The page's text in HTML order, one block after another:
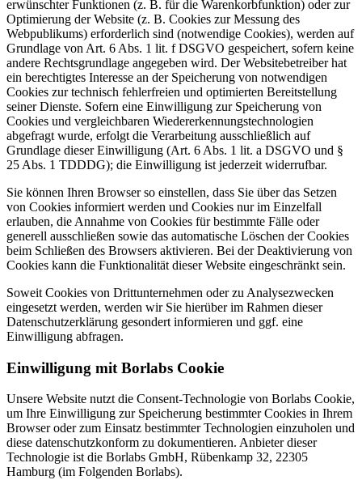
erwünschter Funktionen (z. B. für die Warenkorbfunktion) oder zur
Optimierung der Website (z. B. Cookies zur Messung des
Webpublikums) erforderlich sind (notwendige Cookies), werden auf
Grundlage von Art. 6 Abs. 1 lit. f DSGVO gespeichert, sofern keine
andere Rechtsgrundlage angegeben wird. Der Websitebetreiber hat
ein berechtigtes Interesse an der Speicherung von notwendigen
Cookies zur technisch fehlerfreien und optimierten Bereitstellung
seiner Dienste. Sofern eine Einwilligung zur Speicherung von
Cookies und vergleichbaren Wiedererkennungstechnologien
abgefragt wurde, erfolgt die Verarbeitung ausschließlich auf
Grundlage dieser Einwilligung (Art. 6 Abs. 1 lit. a DSGVO und §
25 Abs. 1 TDDDG); die Einwilligung ist jederzeit widerrufbar.
Sie können Ihren Browser so einstellen, dass Sie über das Setzen
von Cookies informiert werden und Cookies nur im Einzelfall
erlauben, die Annahme von Cookies für bestimmte Fälle oder
generell ausschließen sowie das automatische Löschen der Cookies
beim Schließen des Browsers aktivieren. Bei der Deaktivierung von
Cookies kann die Funktionalität dieser Website eingeschränkt sein.
Soweit Cookies von Drittunternehmen oder zu Analysezwecken
eingesetzt werden, werden wir Sie hierüber im Rahmen dieser
Datenschutzerklärung gesondert informieren und ggf. eine
Einwilligung abfragen.
Einwilligung mit Borlabs Cookie
Unsere Website nutzt die Consent-Technologie von Borlabs Cookie,
um Ihre Einwilligung zur Speicherung bestimmter Cookies in Ihrem
Browser oder zum Einsatz bestimmter Technologien einzuholen und
diese datenschutzkonform zu dokumentieren. Anbieter dieser
Technologie ist die Borlabs GmbH, Rübenkamp 32, 22305
Hamburg (im Folgenden Borlabs).